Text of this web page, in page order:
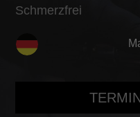
Schmerzfrei